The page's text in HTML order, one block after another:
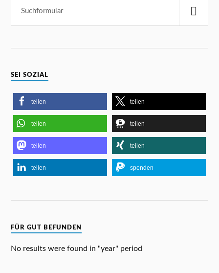
SEI SOZIAL
teilen teilen
teilen teilen
teilen teilen
teilen spenden
FÜR GUT BEFUNDEN
No results were found in "year" period